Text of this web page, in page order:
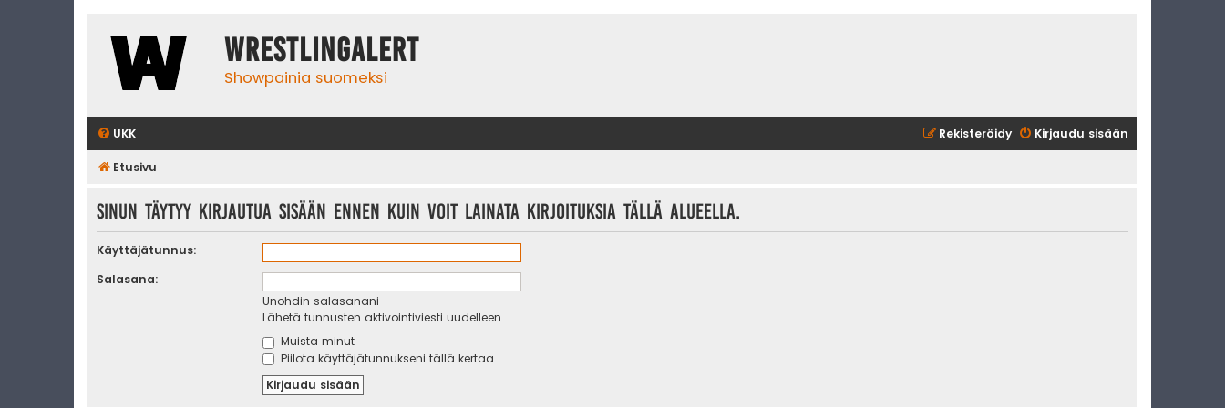
WrestlingAlert
Showpainia suomeksi
UKK Kirjaudu sisään
Rekisteröidy
Etusivu
Sinun täytyy kirjautua sisään ennen kuin voit lainata kirjoituksia tällä alueella.
Käyttäjätunnus:
Salasana:
Unohdin salasanani
Lähetä tunnusten aktivointiviesti uudelleen
Muista minut
Piilota käyttäjätunnukseni tällä kertaa